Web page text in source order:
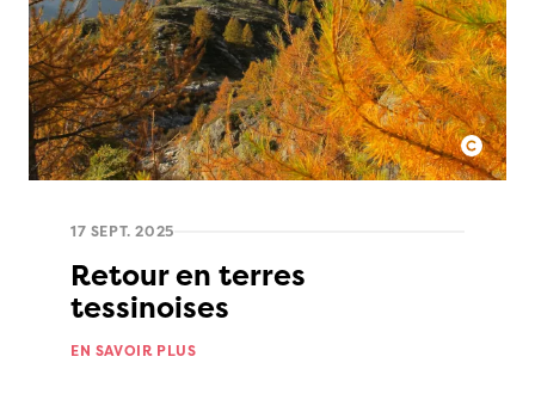
17 SEPT. 2025
Retour en terres
tessinoises
EN SAVOIR PLUS